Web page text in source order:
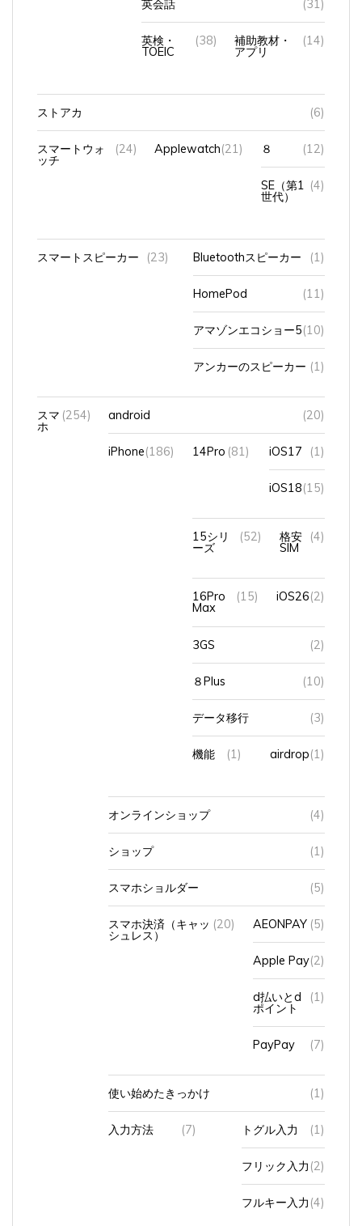
英会話 (31)
英検・
TOEIC
(38) 補助教材・
アプリ
(14)
ストアカ (6)
スマートウォ
ッチ
(24) Applewatch(21) ８ (12)
SE（第1
世代）
(4)
スマートスピーカー (23) Bluetoothスピーカー (1)
HomePod (11)
アマゾンエコショー5(10)
アンカーのスピーカー (1)
スマ
ホ
(254) android (20)
iPhone(186) 14Pro (81) iOS17 (1)
iOS18(15)
15シリ
ーズ
(52) 格安
SIM
(4)
16Pro
Max
(15) iOS26(2)
3GS (2)
８Plus (10)
データ移行 (3)
機能 (1) airdrop(1)
オンラインショップ (4)
ショップ (1)
スマホショルダー (5)
スマホ決済（キャッ
シュレス）
(20) AEONPAY (5)
Apple Pay(2)
d払いとd
ポイント
(1)
PayPay (7)
使い始めたきっかけ (1)
入力方法 (7) トグル入力 (1)
フリック入力 (2)
フルキー入力 (4)